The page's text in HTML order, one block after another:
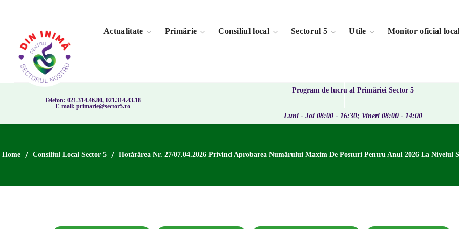
Actualitate Primărie Consiliul local Sectorul 5 Utile Monitor oficial
Telefon: 021.314.46.80, 021.314.43.18
E-mail: primarie@sector5.ro
Program de lucru al Primăriei Sector 5
Luni - Joi 08:00 - 16:30; Vineri 08:00 - 14:00
Home Consiliul Local Sector 5 Hotărârea Nr. 27/07.04.2026 Privind Aprobarea Numărului Maxim De Posturi Pentru Anul 2026 La